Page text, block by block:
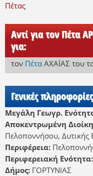
Πέτας
Αντί για τον Πέτα
για:
τον Πέτα ΑΧΑΪΑΣ του
Γενικές
Μεγάλη Γεωγρ.
Αποκεντρωμένη
Πελοποννήσου, Δυτικής
Περιφέρεια:
Περιφερειακή Ενότητα:
Δήμος: ΓΟΡΤΥΝΙΑΣ